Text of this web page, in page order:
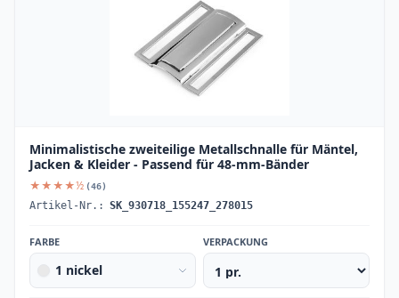
Minimalistische zweiteilige Metallschnalle für Mäntel,
Jacken & Kleider - Passend für 48-mm-Bänder
★★★★½ (46)
Artikel-Nr.: SK_930718_155247_278015
FARBE
1 nickel
VERPACKUNG